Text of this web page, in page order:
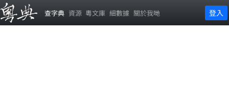
查字典 資源 粵文庫 細數據 關於我哋 登入